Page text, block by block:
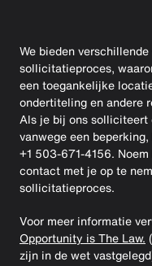
We bieden
sollicitatieproces,
een toegankelijke
ondertiteling en andere
Als je bij ons solliciteert
vanwege een
+1 503-671-4156.
contact met je op te
sollicitatieproces.
Voor meer informatie
Opportunity is The Law.
zijn in de wet